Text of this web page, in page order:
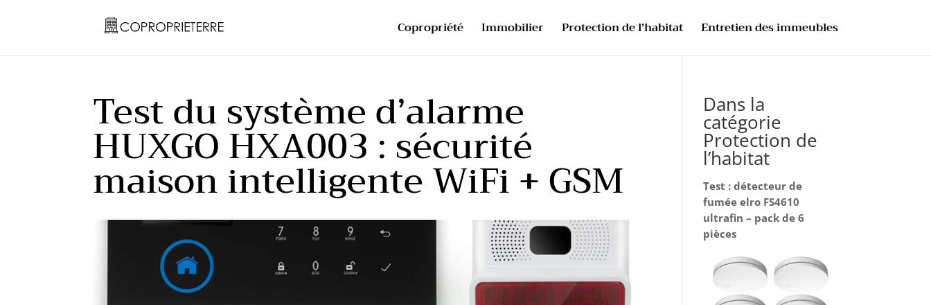
Copropriété Immobilier Protection de l’habitat Entretien des immeubles
Test du système d’alarme
HUXGO HXA003 : sécurité
maison intelligente WiFi + GSM
Dans la
catégorie
Protection de
l’habitat
Test : détecteur de
fumée elro FS4610
ultrafin – pack de 6
pièces